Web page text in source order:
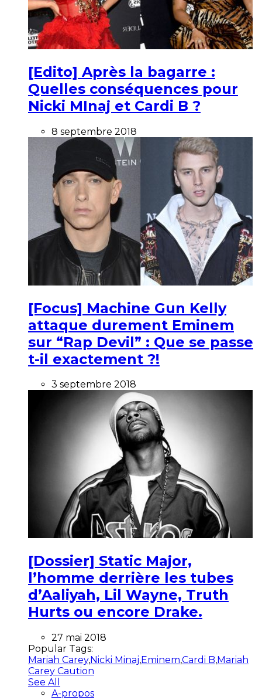
[Edito] Après la bagarre :
Quelles conséquences pour
Nicki MInaj et Cardi B ?
8 septembre 2018
[Focus] Machine Gun Kelly
attaque durement Eminem
sur “Rap Devil” : Que se passe
t-il exactement ?!
3 septembre 2018
[Dossier] Static Major,
l’homme derrière les tubes
d’Aaliyah, Lil Wayne, Truth
Hurts ou encore Drake.
27 mai 2018
Popular Tags:
Mariah Carey,Nicki Minaj,Eminem,Cardi B,Mariah
Carey Caution
See All
A-propos